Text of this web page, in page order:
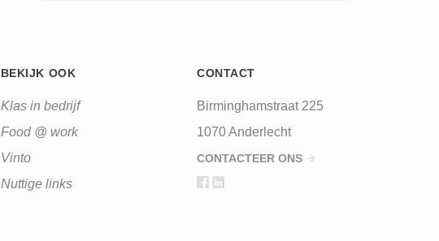
BEKIJK OOK
Klas in bedrijf
Food @ work
Vinto
Nuttige links
CONTACT
Birminghamstraat 225
1070 Anderlecht
CONTACTEER ONS